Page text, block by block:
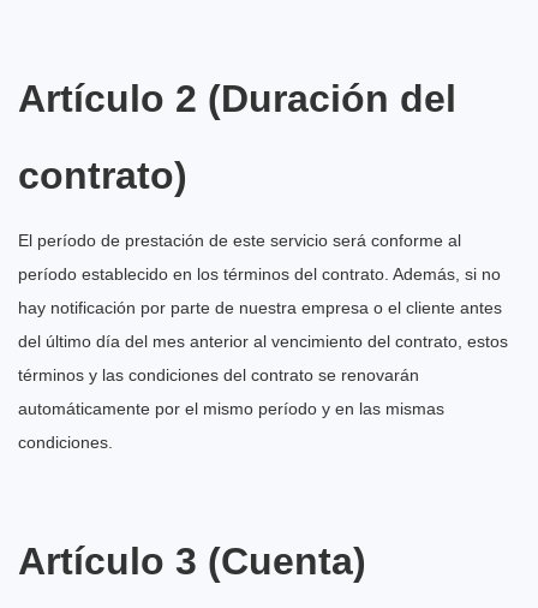
Artículo 2 (Duración del
contrato)
El período de prestación de este servicio será conforme al
período establecido en los términos del contrato. Además, si no
hay notificación por parte de nuestra empresa o el cliente antes
del último día del mes anterior al vencimiento del contrato, estos
términos y las condiciones del contrato se renovarán
automáticamente por el mismo período y en las mismas
condiciones.
Artículo 3 (Cuenta)